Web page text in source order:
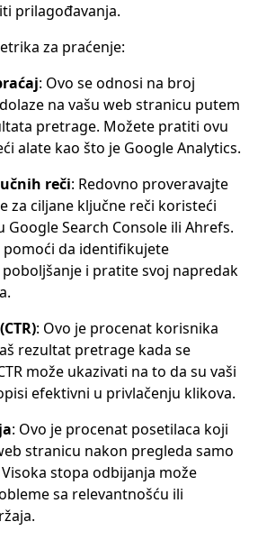
prilagođavanja.
za praćenje:
: Ovo se odnosi na broj
na vašu web stranicu putem
pretrage. Možete pratiti ovu
alate kao što je Google Analytics.
reči: Redovno proveravajte
za ciljane ključne reči koristeći
Google Search Console ili Ahrefs.
pomoći da identifikujete
i pratite svoj napredak
: Ovo je procenat korisnika
rezultat pretrage kada se
može ukazivati na to da su vaši
efektivni u privlačenju klikova.
: Ovo je procenat posetilaca koji
stranicu nakon pregleda samo
stopa odbijanja može
sa relevantnošću ili